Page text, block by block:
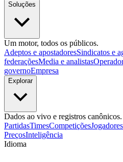
Soluções
Um motor, todos os públicos.
Adeptos e apostadoresSindicatos e
federaçõesMedia e analistas
governoEmpresa
Explorar
Dados ao vivo e registros canônicos.
PartidasTimesCompetiçõesJogadores
PreçosInteligência
Idioma